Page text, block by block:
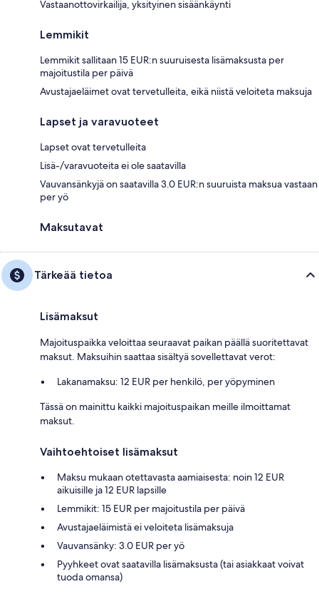
Vastaanottovirkailija, yksityinen sisäänkäynti
Lemmikit
Lemmikit sallitaan 15 EUR:n suuruisesta lisämaksusta per
majoitustila per päivä
Avustajaeläimet ovat tervetulleita, eikä niistä veloiteta maksuja
Lapset ja varavuoteet
Lapset ovat tervetulleita
Lisä-/varavuoteita ei ole saatavilla
Vauvansänkyjä on saatavilla 3.0 EUR:n suuruista maksua vastaan
per yö
Maksutavat
Tärkeää tietoa
Lisämaksut
Majoituspaikka veloittaa seuraavat paikan päällä suoritettavat
maksut. Maksuihin saattaa sisältyä sovellettavat verot:
Lakanamaksu: 12 EUR per henkilö, per yöpyminen
Tässä on mainittu kaikki majoituspaikan meille ilmoittamat
maksut.
Vaihtoehtoiset lisämaksut
Maksu mukaan otettavasta aamiaisesta: noin 12 EUR
aikuisille ja 12 EUR lapsille
Lemmikit: 15 EUR per majoitustila per päivä
Avustajaeläimistä ei veloiteta lisämaksuja
Vauvansänky: 3.0 EUR per yö
Pyyhkeet ovat saatavilla lisämaksusta (tai asiakkaat voivat
tuoda omansa)